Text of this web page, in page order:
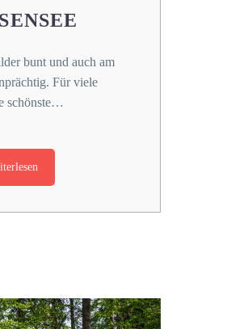
bunt und auch am
Für viele
schönste…